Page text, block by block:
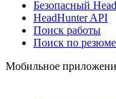
Безопасный
HeadHunter API
Поиск работы
Поиск по резюме
Мобильное